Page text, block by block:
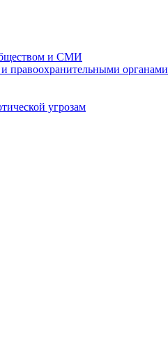
и СМИ
правоохранительными органами
угрозам